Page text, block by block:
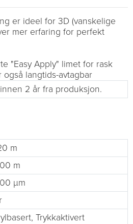
er ideel for 3D (vanskelige
mer erfaring for perfekt
"Easy Apply" limet for rask
langtids-avtagbar
2 år fra produksjon.
m
m
µm
Trykkaktivert